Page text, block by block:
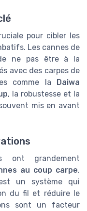
pour cibler les
Les cannes de
ne pas être à la
avec des carpes de
comme la
Daiwa
, la robustesse et la
mis en avant
ont grandement
au coup carpe.
un système qui
du fil et réduire le
sont un facteur